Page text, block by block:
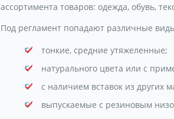
ассортимента товаров: одежда, обувь,
Под регламент попадают различные
тонкие, средние утяжеленные;
натурального цвета или с
с наличием вставок из других
выпускаемые с резиновым